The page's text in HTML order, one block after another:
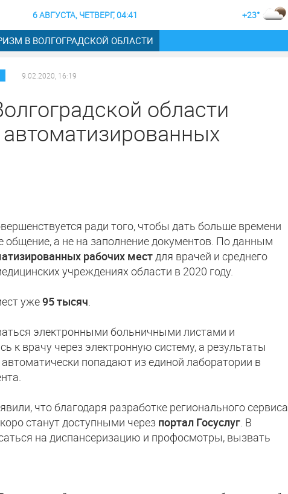
6 АВГУСТА, ЧЕТВЕРГ, 04:41 +23°
В ВОЛГОГРАДСКОЙ ОБЛАСТИ
9.02.2020, 16:19
области
ради того, чтобы дать больше времени
общение, а не на заполнение документов. По данным
рабочих местдля врачей и среднего
учреждениях области в 2020 году.
уже95 тысяч.
электронными больничными листами и
к врачу через электронную систему, а результаты
попадают из единой лаборатории в
что благодаря разработке регионального сервиса
станут доступными через портал Госуслуг. В
на диспансеризацию и профосмотры, вызвать